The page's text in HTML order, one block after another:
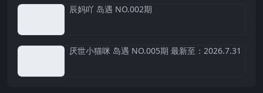
辰妈吖 岛遇 NO.002期
厌世小猫咪 岛遇 NO.005期 最新至：2026.7.31